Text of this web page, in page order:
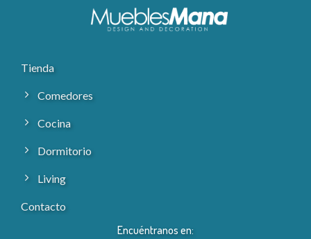
Tienda
Comedores
Cocina
Dormitorio
Living
Contacto
Encuéntranos en: